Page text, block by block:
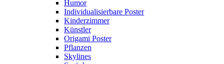
Humor
Individualisierbare Poster
Kinderzimmer
Künstler
Origami Poster
Pflanzen
Skylines